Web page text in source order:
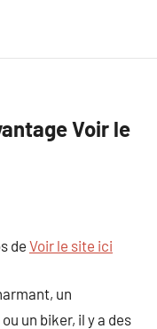
Voir le
de Voir le site ici
un
un biker, il y a des